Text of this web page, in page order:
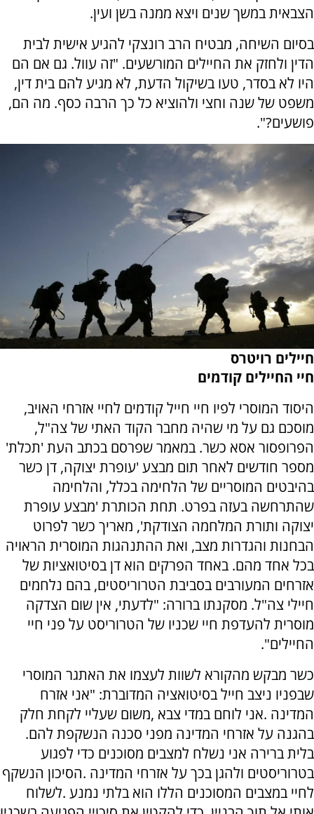
הצבאית במשך שנים ויצא ממנה בשן ועין.
בסיום השיחה, מבטיח הרב רונצקי להגיע אישית לבית
הדין ולחזק את החיילים המורשעים. "זה עוול. גם אם הם
היו לא בסדר, טעו בשיקול הדעת, לא מגיע להם בית דין,
משפט של שנה וחצי ולהוציא כל כך הרבה כסף. מה הם,
פושעים?".
חיילים רויטרס
חיי החיילים קודמים
היסוד המוסרי לפיו חיי חייל קודמים לחיי אזרחי האויב,
מוסכם גם על מי שהיה מחבר הקוד האתי של צה"ל,
הפרופסור אסא כשר. במאמר שפרסם בכתב העת 'תכלת'
מספר חודשים לאחר תום מבצע 'עופרת יצוקה, דן כשר
בהיבטים המוסריים של הלחימה בכלל, והלחימה
שהתרחשה בעזה בפרט. תחת הכותרת 'מבצע עופרת
יצוקה ותורת המלחמה הצודקת', מאריך כשר לפרוט
הבחנות והגדרות מצב, ואת ההתנהגות המוסרית הראויה
בכל אחד מהם. באחד הפרקים הוא דן בסיטואציות של
אזרחים המעורבים בסביבת הטרוריסטים, בהם נלחמים
חיילי צה"ל. מסקנתו ברורה: "לדעתי, אין שום הצדקה
מוסרית להעדפת חיי שכניו של הטרוריסט על פני חיי
החיילים".
כשר מבקש מהקורא לשוות לעצמו את האתגר המוסרי
שבפניו ניצב חייל בסיטואציה המדוברת: "אני אזרח
המדינה .אני לוחם במדי צבא ,משום שעליי לקחת חלק
בהגנה על אזרחי המדינה מפני סכנה הנשקפת להם.
בלית ברירה אני נשלח למצבים מסוכנים כדי לפגוע
בטרוריסטים ולהגן בכך על אזרחי המדינה .הסיכון הנשקף
לחיי במצבים המסוכנים הללו הוא בלתי נמנע .לשלוח